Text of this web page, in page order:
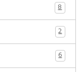
8
2
6